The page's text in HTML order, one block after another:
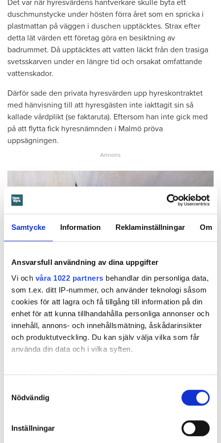
Samtycke Information Reklaminställningar Om
Ansvarsfull användning av dina uppgifter
Vi och våra 1022 partners behandlar din personliga data,
som t.ex. ditt IP-nummer, och använder teknologi såsom
cookies för att lagra och få tillgång till information på din
enhet för att kunna tillhandahålla personliga annonser och
innehåll, annons- och innehållsmätning, åskådarinsikter
och produktutveckling. Du kan själv välja vilka som får
använda din data och i vilka syften.
Med din tillåtelse skulle vi även vilja:
som kan ha en noggrannhet på upp till flera meter
Ta reda på mer om hur dina personliga uppgifter
Nödvändig
Inställningar
Det var när hyresvärdens hantverkare skulle byta ett
duschmunstycke under hösten förra året som en spricka i
plastmattan på väggen i duschen upptäcktes. Strax efter
detta lät värden ett företag göra en besiktning av
badrummet. Då upptäcktes att vatten läckt från den trasiga
svetsskarven under en längre tid och orsakat omfattande
vattenskador.
Därför sade den privata hyresvärden upp hyreskontraktet
med hänvisning till att hyresgästen inte iakttagit sin så
kallade vårdplikt (se faktaruta). Eftersom han inte gick med
på att flytta fick hyresnämnden i Malmö pröva
uppsägningen.
Hyresgästen borde ha upptäckt och larmat om glipan i duschväggen, menar
domstolarna.
Hyresgästen själv menar att hyresvärden under hela den tid
han bott där varken gjort några inspektioner eller något
underhåll av badrummet, och att det är anledningen till att
att upptäcka, menar han.
Tyckte inte renovering var nödvändig
Värden har en annan uppfattning, och påpekar att företaget
redan 2024 vände sig till hyresgästen med ett erbjudande